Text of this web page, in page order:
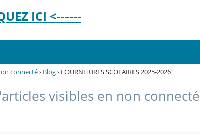
ICI <------
connecté› Blog› FOURNITURES SCOLAIRES 2025-2026
visibles en non connecté